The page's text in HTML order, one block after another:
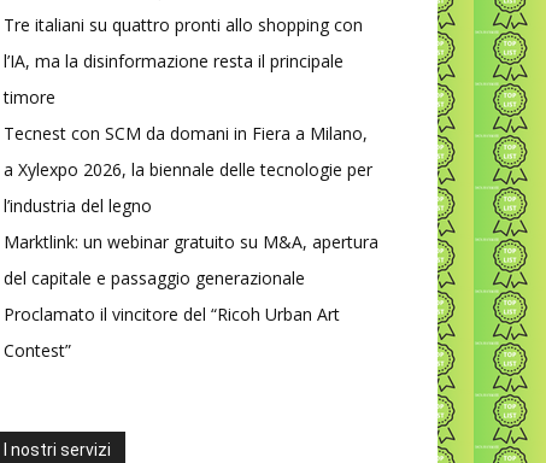
Tre italiani su quattro pronti allo shopping con
l’IA, ma la disinformazione resta il principale
timore
Tecnest con SCM da domani in Fiera a Milano,
a Xylexpo 2026, la biennale delle tecnologie per
l’industria del legno
Marktlink: un webinar gratuito su M&A, apertura
del capitale e passaggio generazionale
Proclamato il vincitore del “Ricoh Urban Art
Contest”
I nostri servizi